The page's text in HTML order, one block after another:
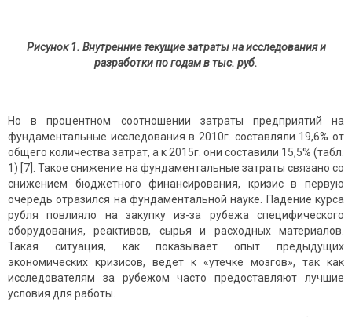
Рисунок 1. Внутренние текущие затраты на исследования и
разработки по годам в тыс. руб.
Но в процентном соотношении затраты предприятий на
фундаментальные исследования в 2010г. составляли 19,6% от
общего количества затрат, а к 2015г. они составили 15,5% (табл.
1) [7]. Такое снижение на фундаментальные затраты связано со
снижением бюджетного финансирования, кризис в первую
очередь отразился на фундаментальной науке. Падение курса
рубля повлияло на закупку из-за рубежа специфического
оборудования, реактивов, сырья и расходных материалов.
Такая ситуация, как показывает опыт предыдущих
экономических кризисов, ведет к «утечке мозгов», так как
исследователям за рубежом часто предоставляют лучшие
условия для работы.